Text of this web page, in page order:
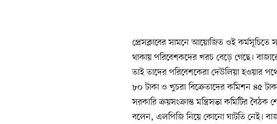
প্রেসক্লাবের সামনে আয়োজিত ওই কর্মসূচিতে
থাকায় পরিবেশকদের খরচ বেড়ে গেছে।
তাই তাদের পরিবেশকেরা দেউলিয়া হওয়ার
৮০ টাকা ও খুচরা বিক্রেতাদের কমিশন ৪৫
সরকারি ক্রয়সংক্রান্ত মন্ত্রিসভা কমিটির
বলেন, এলপিজি নিয়ে কোনো ঘাটতি নেই।